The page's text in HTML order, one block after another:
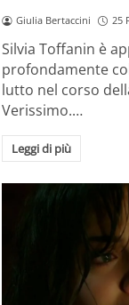
Giulia Bertaccini 25
Silvia Toffanin è
profondamente
lutto nel corso
Verissimo.…
Leggi di più